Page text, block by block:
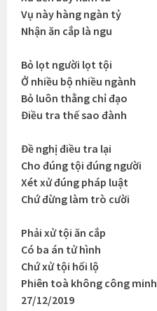
Vụ này hàng ngàn tỷ
Nhận ăn cắp là ngu
Bỏ lọt người lọt tội
Ở nhiều bộ nhiều ngành
Bỏ luôn thằng chỉ đạo
Điều tra thế sao đành
Đề nghị điều tra lại
Cho đúng tội đúng người
Xét xử đúng pháp luật
Chứ đừng làm trò cười
Phải xử tội ăn cắp
Có ba án tử hình
Chứ xử tội hối lộ
Phiên toà không công minh
27/12/2019